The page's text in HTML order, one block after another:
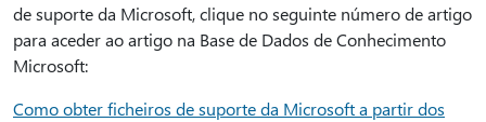
de suporte da Microsoft, clique no seguinte número de artigo
para aceder ao artigo na Base de Dados de Conhecimento
Microsoft:
Como obter ficheiros de suporte da Microsoft a partir dos